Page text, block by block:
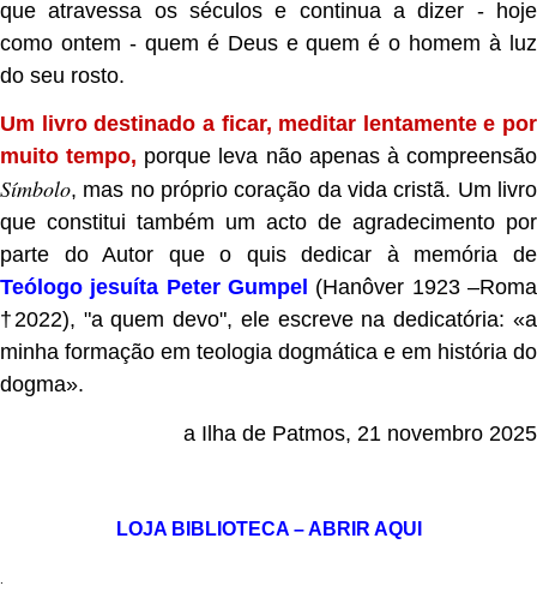
que atravessa os séculos e continua a dizer - hoje
como ontem - quem é Deus e quem é o homem à luz
do seu rosto.
Um livro destinado a ficar, meditar lentamente e por
muito tempo, porque leva não apenas à compreensão
Símbolo, mas no próprio coração da vida cristã. Um livro
que constitui também um acto de agradecimento por
parte do Autor que o quis dedicar à memória de
Teólogo jesuíta Peter Gumpel (Hanôver 1923 –Roma
†2022), "a quem devo", ele escreve na dedicatória: «a
minha formação em teologia dogmática e em história do
dogma».
a Ilha de Patmos, 21 novembro 2025
LOJA BIBLIOTECA – ABRIR AQUI